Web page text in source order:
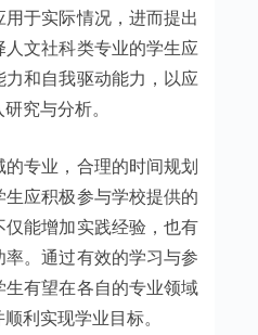
于实际情况，进而提出
文社科类专业的学生应
和自我驱动能力，以应
究与分析。
专业，合理的时间规划
应积极参与学校提供的
能增加实践经验，也有
。通过有效的学习与参
有望在各自的专业领域
利实现学业目标。